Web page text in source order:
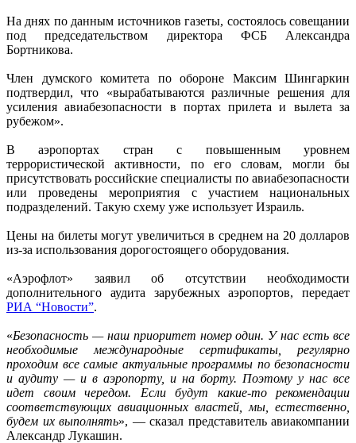
На днях по данным источников газеты, состоялось совещании
под председательством директора ФСБ Александра
Бортникова.
Член думского комитета по обороне Максим Шингаркин
подтвердил, что «вырабатываются различные решения для
усиления авиабезопасности в портах прилета и вылета за
рубежом».
В аэропортах стран с повышенным уровнем
террористической активности, по его словам, могли бы
присутствовать российские специалисты по авиабезопасности
или проведены мероприятия с участием национальных
подразделений. Такую схему уже использует Израиль.
Цены на билеты могут увеличиться в среднем на 20 долларов
из-за использования дорогостоящего оборудования.
«Аэрофлот» заявил об отсутствии необходимости
дополнительного аудита зарубежных аэропортов, передает
РИА “Новости”.
«Безопасность — наш приоритет номер один. У нас есть все
необходимые международные сертификаты, регулярно
проходим все самые актуальные программы по безопасности
и аудиту — и в аэропорту, и на борту. Поэтому у нас все
идет своим чередом. Если будут какие-то рекомендации
соответствующих авиационных властей, мы, естественно,
будем их выполнять», — сказал представитель авиакомпании
Александр Лукашин.